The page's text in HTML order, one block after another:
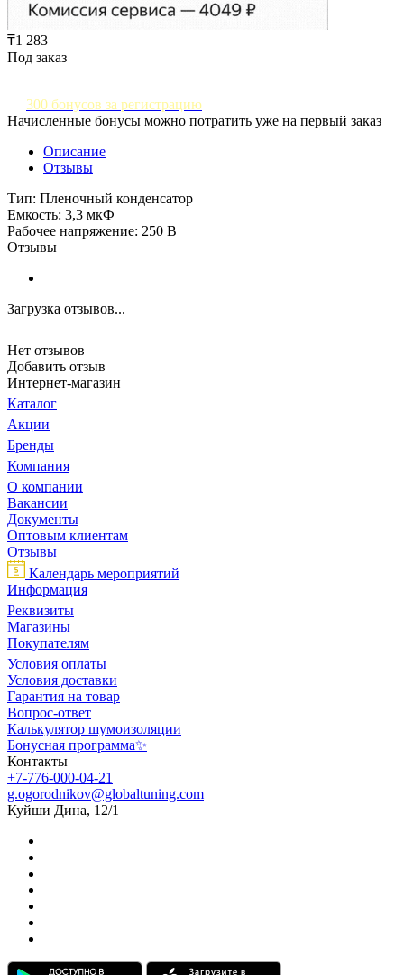
₸1 283
Под заказ
300 бонусов за регистрацию
Начисленные бонусы можно потратить уже на первый заказ
Описание
Отзывы
Тип: Пленочный конденсатор
Емкость: 3,3 мкФ
Рабочее напряжение: 250 В
Отзывы
Загрузка отзывов...
Нет отзывов
Добавить отзыв
Интернет-магазин
Каталог
Акции
Бренды
Компания
О компании
Вакансии
Документы
Оптовым клиентам
Отзывы
Календарь мероприятий
Информация
Реквизиты
Магазины
Покупателям
Условия оплаты
Условия доставки
Гарантия на товар
Вопрос-ответ
Калькулятор шумоизоляции
Бонусная программа✨
Контакты
+7-776-000-04-21
g.ogorodnikov@globaltuning.com
Куйши Дина, 12/1